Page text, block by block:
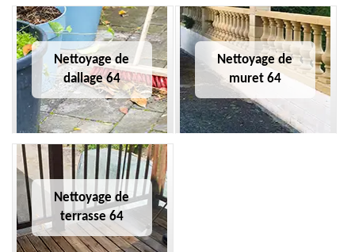
Nettoyage de
dallage 64
Nettoyage de
muret 64
Nettoyage de
terrasse 64